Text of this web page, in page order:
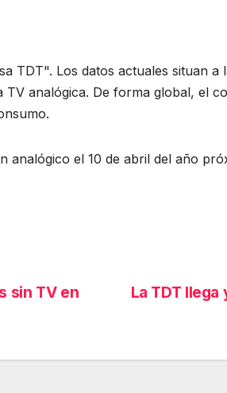
TDT". Los datos actuales situan
analógica. De forma global, el
analógico el 10 de abril del año
La TDT
sin TV en